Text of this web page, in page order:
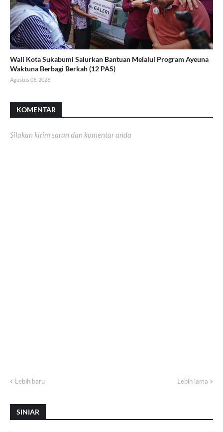
Wali Kota Sukabumi Salurkan Bantuan Melalui Program Ayeuna
Waktuna Berbagi Berkah (12 PAS)
Agustus 06, 2026
KOMENTAR
Silakan kirim saran dan komentar anda
Lebih baru Lebih lama
SINIAR